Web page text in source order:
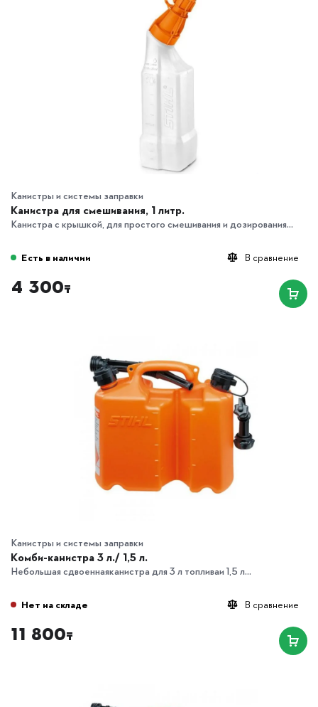
Канистры и системы заправки
Канистра для смешивания, 1 литр.
Канистра с крышкой, для простого смешивания и дозирования...
В сравнение
Есть в наличии
4 300₸
Канистры и системы заправки
Комби-канистра 3 л./ 1,5 л.
Небольшая сдвоеннаяканистра для 3 л топливаи 1,5 л...
В сравнение
Нет на складе
11 800₸